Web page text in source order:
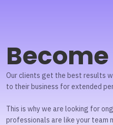
Our clients get the best results
to their business for extended
This is why we are looking for
professionals are like your team